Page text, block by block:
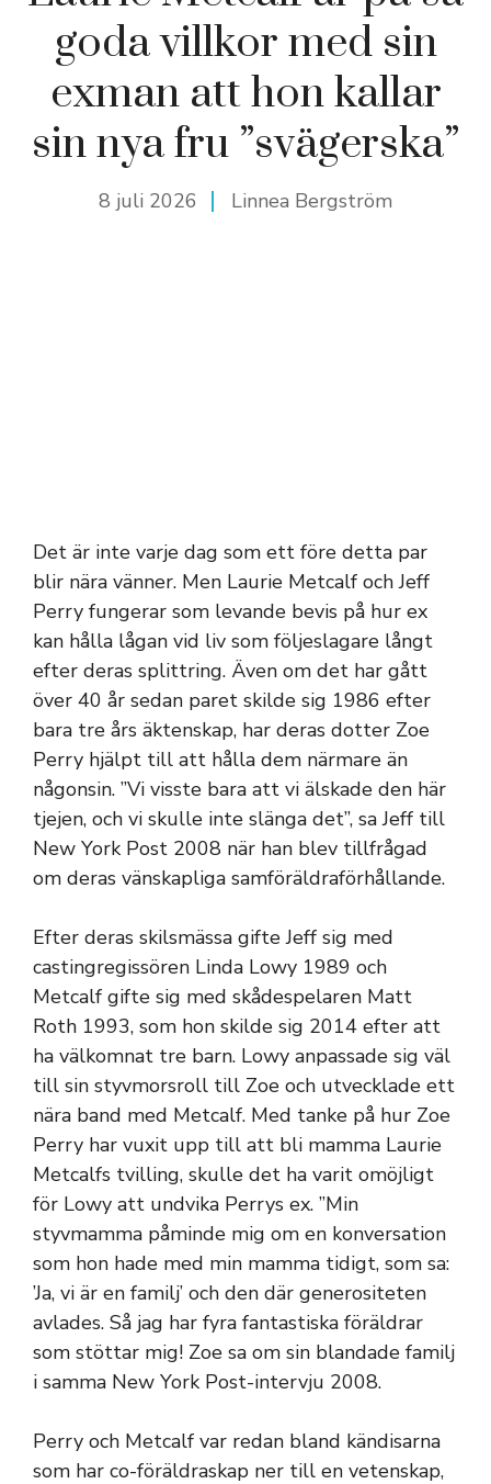
goda villkor med sin
exman att hon kallar
sin nya fru ”svägerska”
8 juli 2026 Linnea Bergström
Det är inte varje dag som ett före detta par
blir nära vänner. Men Laurie Metcalf och Jeff
Perry fungerar som levande bevis på hur ex
kan hålla lågan vid liv som följeslagare långt
efter deras splittring. Även om det har gått
över 40 år sedan paret skilde sig 1986 efter
bara tre års äktenskap, har deras dotter Zoe
Perry hjälpt till att hålla dem närmare än
någonsin. ”Vi visste bara att vi älskade den här
tjejen, och vi skulle inte slänga det”, sa Jeff till
New York Post 2008 när han blev tillfrågad
om deras vänskapliga samföräldraförhållande.
Efter deras skilsmässa gifte Jeff sig med
castingregissören Linda Lowy 1989 och
Metcalf gifte sig med skådespelaren Matt
Roth 1993, som hon skilde sig 2014 efter att
ha välkomnat tre barn. Lowy anpassade sig väl
till sin styvmorsroll till Zoe och utvecklade ett
nära band med Metcalf. Med tanke på hur Zoe
Perry har vuxit upp till att bli mamma Laurie
Metcalfs tvilling, skulle det ha varit omöjligt
för Lowy att undvika Perrys ex. ”Min
styvmamma påminde mig om en konversation
som hon hade med min mamma tidigt, som sa:
’Ja, vi är en familj’ och den där generositeten
avlades. Så jag har fyra fantastiska föräldrar
som stöttar mig! Zoe sa om sin blandade familj
i samma New York Post-intervju 2008.
Perry och Metcalf var redan bland kändisarna
som har co-föräldraskap ner till en vetenskap,